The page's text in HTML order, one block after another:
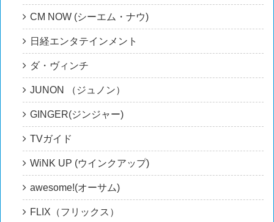
CM NOW (シーエム・ナウ)
日経エンタテインメント
ダ・ヴィンチ
JUNON （ジュノン）
GINGER(ジンジャー)
TVガイド
WiNK UP (ウインクアップ)
awesome!(オーサム)
FLIX（フリックス）